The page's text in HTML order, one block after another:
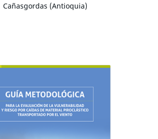
Cañasgordas (Antioquia)